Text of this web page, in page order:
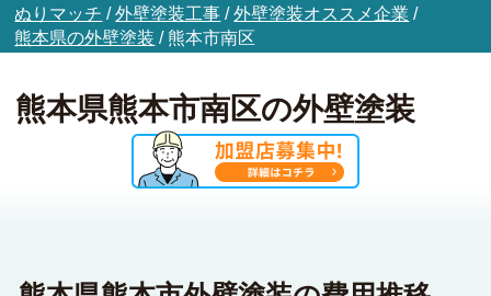
ぬりマッチ /外壁塗装工事 /外壁塗装オススメ企業 /
熊本県の外壁塗装 / 熊本市南区
熊本県熊本市南区の外壁塗装